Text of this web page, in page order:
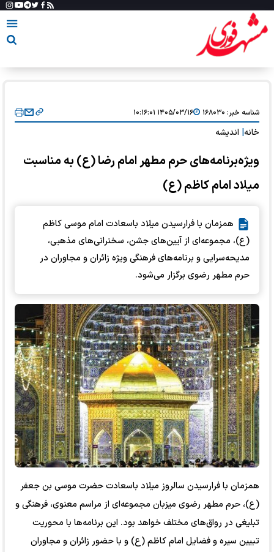
شناسه خبر: ۱۶۸۰۳۰ ۱۴۰۵/۰۳/۱۶ ۱۰:۱۶:۰۱
خانه اندیشه
ویژه‌برنامه‌های حرم مطهر امام رضا (ع) به مناسبت
میلاد امام کاظم (ع)
همزمان با فرارسیدن میلاد باسعادت امام موسی کاظم
(ع)، مجموعه‌ای از آیین‌های جشن، سخنرانی‌های مذهبی،
مدیحه‌سرایی و برنامه‌های فرهنگی ویژه زائران و مجاوران در
حرم مطهر رضوی برگزار می‌شود.
همزمان با فرارسیدن سالروز میلاد باسعادت حضرت موسی بن جعفر
(ع)، حرم مطهر رضوی میزبان مجموعه‌ای از مراسم معنوی، فرهنگی و
تبلیغی در رواق‌های مختلف خواهد بود. این برنامه‌ها با محوریت
تبیین سیره و فضایل امام کاظم (ع) و با حضور زائران و مجاوران